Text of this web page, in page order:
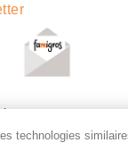
technologies